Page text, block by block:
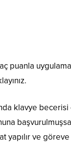
puanla uygulama
klavye
yapılır ve